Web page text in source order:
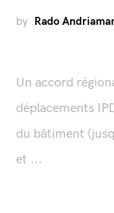
by Rado
Un accord
déplacements
du bâtiment
et ...